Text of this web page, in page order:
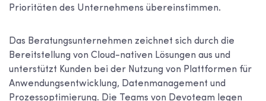
Prioritäten des Unternehmens übereinstimmen.
Das Beratungsunternehmen zeichnet sich durch die
Bereitstellung von Cloud-nativen Lösungen aus und
unterstützt Kunden bei der Nutzung von Plattformen für
Anwendungsentwicklung, Datenmanagement und
Prozessoptimierung. Die Teams von Devoteam legen